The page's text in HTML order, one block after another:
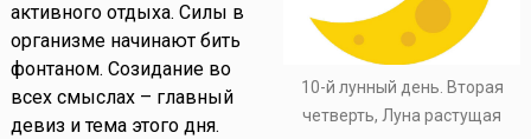
10-й лунный день. Вторая
четверть, Луна растущая
активного отдыха. Силы в
организме начинают бить
фонтаном. Созидание во
всех смыслах – главный
девиз и тема этого дня.